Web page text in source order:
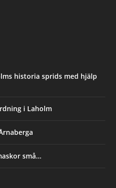
historia sprids med hjälp
i Laholm
små…